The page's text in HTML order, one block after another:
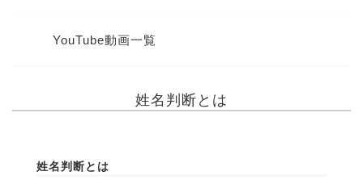
YouTube動画一覧
姓名判断とは
姓名判断とは